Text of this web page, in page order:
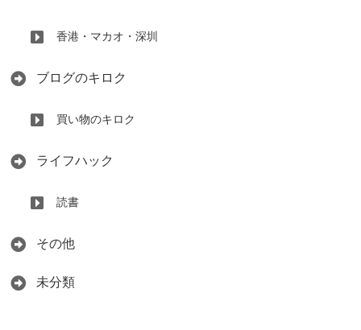
香港・マカオ・深圳
ブログのキロク
買い物のキロク
ライフハック
読書
その他
未分類